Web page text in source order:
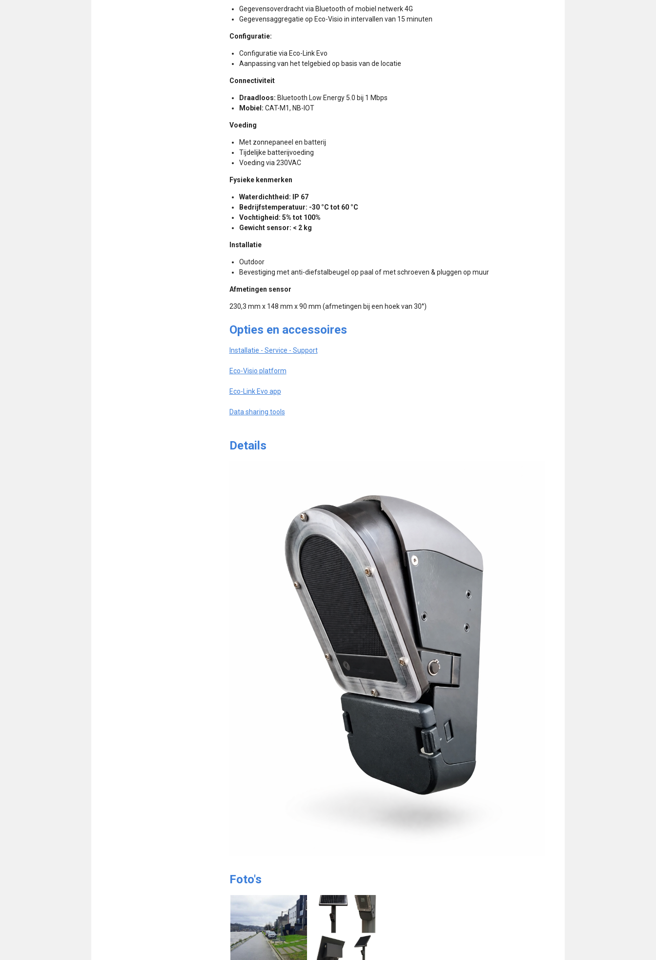
Gegevensoverdracht via Bluetooth of mobiel netwerk 4G
Gegevensaggregatie op Eco-Visio in intervallen van 15 minuten
Configuratie:
Configuratie via Eco-Link Evo
Aanpassing van het telgebied op basis van de locatie
Connectiviteit
Draadloos: Bluetooth Low Energy 5.0 bij 1 Mbps
Mobiel: CAT-M1, NB-IOT
Voeding
Met zonnepaneel en batterij
Tijdelijke batterijvoeding
Voeding via 230VAC
Fysieke kenmerken
Waterdichtheid: IP 67
Bedrijfstemperatuur: -30 °C tot 60 °C
Vochtigheid: 5% tot 100%
Gewicht sensor: < 2 kg
Installatie
Outdoor
Bevestiging met anti-diefstalbeugel op paal of met schroeven & pluggen op muur
Afmetingen sensor
230,3 mm x 148 mm x 90 mm (afmetingen bij een hoek van 30°)
Opties en accessoires
Installatie - Service - Support
Eco-Visio platform
Eco-Link Evo app
Data sharing tools
Details
Foto's